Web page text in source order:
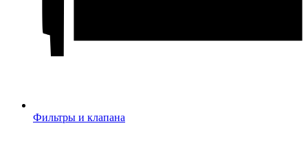
Фильтры и клапана